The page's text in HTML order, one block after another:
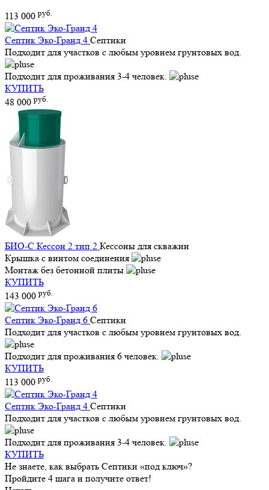
113 000 руб.
Септик Эко-Гранд 4 Септики
Подходит для участков с любым уровнем грунтовых вод.
Подходит для проживания 3-4 человек.
КУПИТЬ
48 000 руб.
БИО-С Кессон 2 тип 2 Кессоны для скважин
Крышка с винтом соединения
Монтаж без бетонной плиты
КУПИТЬ
143 000 руб.
Септик Эко-Гранд 6 Септики
Подходит для участков с любым уровнем грунтовых вод.
Подходит для проживания 6 человек.
КУПИТЬ
113 000 руб.
Септик Эко-Гранд 4 Септики
Подходит для участков с любым уровнем грунтовых вод.
Подходит для проживания 3-4 человек.
КУПИТЬ
Не знаете, как выбрать Септики «под ключ»?
Пройдите 4 шага и получите ответ!